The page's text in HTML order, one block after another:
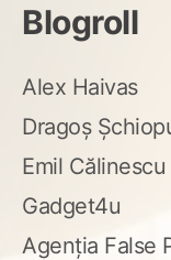
Blogroll
Alex Haivas
Dragoș
Emil Călinescu
Gadget4u
Agenția False